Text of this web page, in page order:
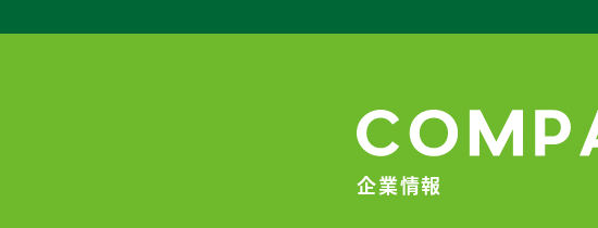
企業情報